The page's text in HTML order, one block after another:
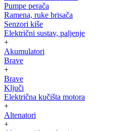
Pumpe perača
Ramena, ruke brisača
Senzori kiše
Električni sustav, paljenje
+
Akumulatori
Brave
+
Brave
Ključi
Električna kučišta motora
+
Altenatori
+